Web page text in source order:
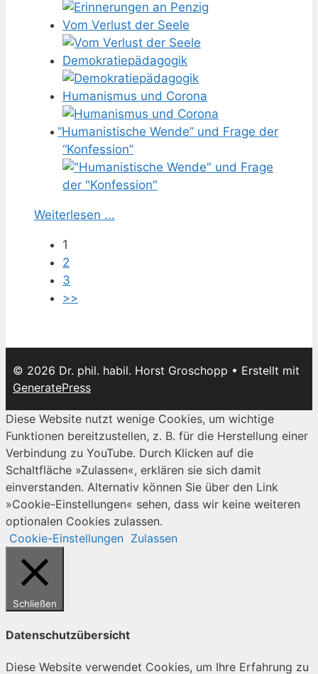
Vom Verlust der Seele
Demokratiepädagogik
Humanismus und Corona
“Humanistische Wende” und Frage der
“Konfession”
Weiterlesen ...
1
2
3
>>
© 2026 Dr. phil. habil. Horst Groschopp • Erstellt mit
GeneratePress
Diese Website nutzt wenige Cookies, um wichtige
Funktionen bereitzustellen, z. B. für die Herstellung einer
Verbindung zu YouTube. Durch Klicken auf die
Schaltfläche »Zulassen«, erklären sie sich damit
einverstanden. Alternativ können Sie über den Link
»Cookie-Einstellungen« sehen, dass wir keine weiteren
optionalen Cookies zulassen.
Cookie-Einstellungen Zulassen
Schließen
Datenschutzübersicht
Diese Website verwendet Cookies, um Ihre Erfahrung zu